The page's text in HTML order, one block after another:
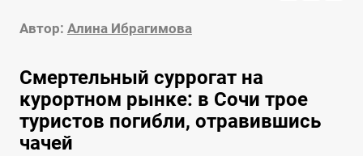
Автор: Алина Ибрагимова
Смертельный суррогат на
курортном рынке: в Сочи трое
туристов погибли, отравившись
чачей